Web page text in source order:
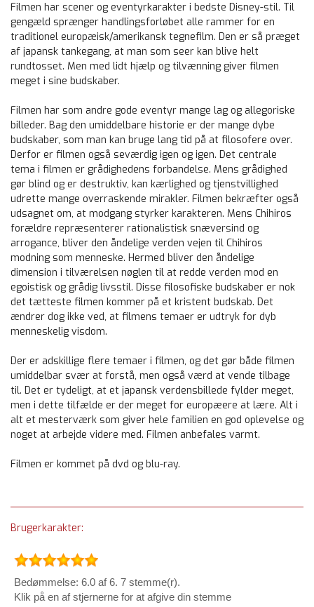
Filmen har scener og eventyrkarakter i bedste Disney-stil. Til
gengæld sprænger handlingsforløbet alle rammer for en
traditionel europæisk/amerikansk tegnefilm. Den er så præget
af japansk tankegang, at man som seer kan blive helt
rundtosset. Men med lidt hjælp og tilvænning giver filmen
meget i sine budskaber.
Filmen har som andre gode eventyr mange lag og allegoriske
billeder. Bag den umiddelbare historie er der mange dybe
budskaber, som man kan bruge lang tid på at filosofere over.
Derfor er filmen også seværdig igen og igen. Det centrale
tema i filmen er grådighedens forbandelse. Mens grådighed
gør blind og er destruktiv, kan kærlighed og tjenstvillighed
udrette mange overraskende mirakler. Filmen bekræfter også
udsagnet om, at modgang styrker karakteren. Mens Chihiros
forældre repræsenterer rationalistisk snæversind og
arrogance, bliver den åndelige verden vejen til Chihiros
modning som menneske. Hermed bliver den åndelige
dimension i tilværelsen nøglen til at redde verden mod en
egoistisk og grådig livsstil. Disse filosofiske budskaber er nok
det tætteste filmen kommer på et kristent budskab. Det
ændrer dog ikke ved, at filmens temaer er udtryk for dyb
menneskelig visdom.
Der er adskillige flere temaer i filmen, og det gør både filmen
umiddelbar svær at forstå, men også værd at vende tilbage
til. Det er tydeligt, at et japansk verdensbillede fylder meget,
men i dette tilfælde er der meget for europæere at lære. Alt i
alt et mesterværk som giver hele familien en god oplevelse og
noget at arbejde videre med. Filmen anbefales varmt.
Filmen er kommet på dvd og blu-ray.
Brugerkarakter:
Bedømmelse: 6.0 af 6. 7 stemme(r).
Klik på en af stjernerne for at afgive din stemme